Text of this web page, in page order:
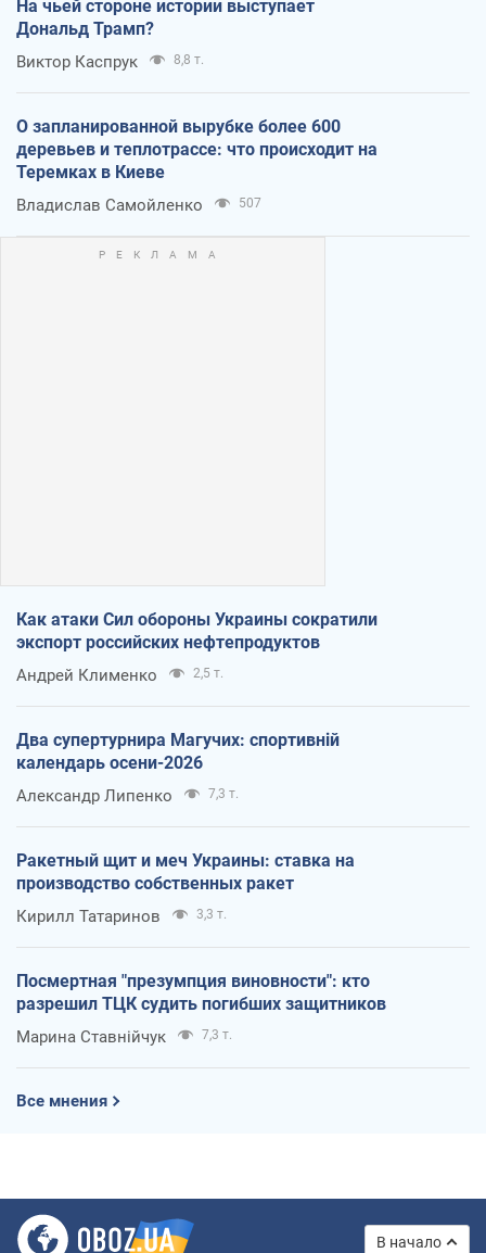
На чьей стороне истории выступает
Дональд Трамп?
Виктор Каспрук 8,8 т.
О запланированной вырубке более 600
деревьев и теплотрассе: что происходит на
Теремках в Киеве
Владислав Самойленко 507
Как атаки Сил обороны Украины сократили
экспорт российских нефтепродуктов
Андрей Клименко 2,5 т.
Два супертурнира Магучих: спортивній
календарь осени-2026
Александр Липенко 7,3 т.
Ракетный щит и меч Украины: ставка на
производство собственных ракет
Кирилл Татаринов 3,3 т.
Посмертная "презумпция виновности": кто
разрешил ТЦК судить погибших защитников
Марина Ставнійчук 7,3 т.
Все мнения
В начало